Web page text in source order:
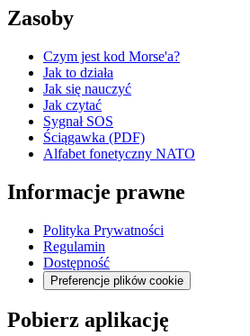
Zasoby
Czym jest kod Morse'a?
Jak to działa
Jak się nauczyć
Jak czytać
Sygnał SOS
Ściągawka (PDF)
Alfabet fonetyczny NATO
Informacje prawne
Polityka Prywatności
Regulamin
Dostępność
Preferencje plików cookie
Pobierz aplikację